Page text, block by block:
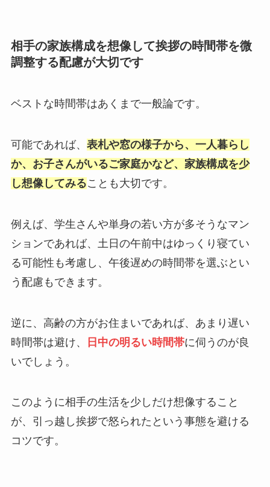
相手の家族構成を想像して挨拶の時間帯を微
調整する配慮が大切です
ベストな時間帯はあくまで一般論です。
可能であれば、 表札や窓の様子から、一人暮らし
か、お子さんがいるご家庭かなど、家族構成を少
し想像してみることも大切です。
例えば、学生さんや単身の若い方が多そうなマン
ションであれば、土日の午前中はゆっくり寝てい
る可能性も考慮し、午後遅めの時間帯を選ぶとい
う配慮もできます。
逆に、高齢の方がお住まいであれば、あまり遅い
時間帯は避け、
日中の明るい時間帯に伺うのが良
いでしょう。
このように相手の生活を少しだけ想像すること
が、引っ越し挨拶で怒られたという事態を避ける
コツです。